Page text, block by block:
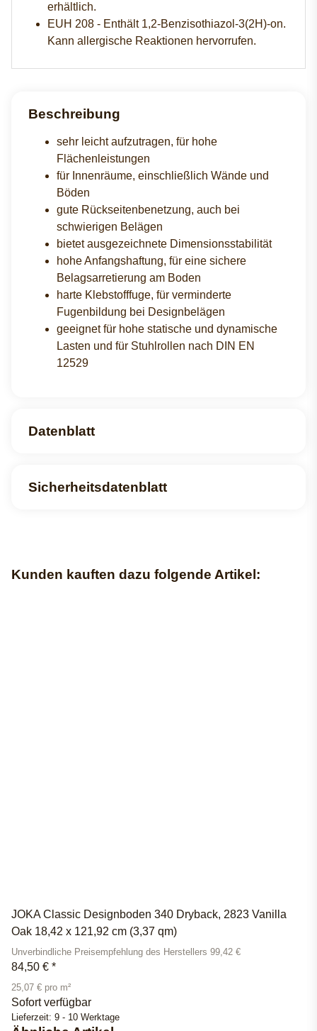
erhältlich.
EUH 208 - Enthält 1,2-Benzisothiazol-3(2H)-on.
Kann allergische Reaktionen hervorrufen.
Beschreibung
sehr leicht aufzutragen, für hohe
Flächenleistungen
für Innenräume, einschließlich Wände und
Böden
gute Rückseitenbenetzung, auch bei
schwierigen Belägen
bietet ausgezeichnete Dimensionsstabilität
hohe Anfangshaftung, für eine sichere
Belagsarretierung am Boden
harte Klebstofffuge, für verminderte
Fugenbildung bei Designbelägen
geeignet für hohe statische und dynamische
Lasten und für Stuhlrollen nach DIN EN
12529
Datenblatt
Sicherheitsdatenblatt
Kunden kauften dazu folgende Artikel:
JOKA Classic Designboden 340 Dryback, 2823 Vanilla
Oak 18,42 x 121,92 cm (3,37 qm)
Unverbindliche Preisempfehlung des Herstellers 99,42 €
84,50 € *
25,07 € pro m²
Sofort verfügbar
Lieferzeit: 9 - 10 Werktage